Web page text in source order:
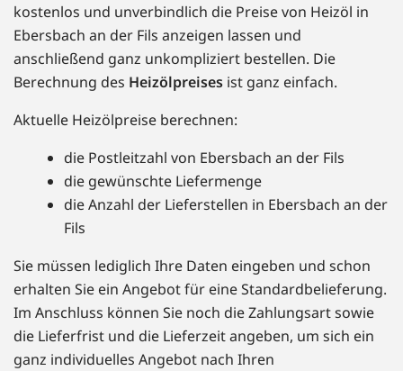
kostenlos und unverbindlich die Preise von Heizöl in
Ebersbach an der Fils anzeigen lassen und
anschließend ganz unkompliziert bestellen. Die
Berechnung des Heizölpreises ist ganz einfach.
Aktuelle Heizölpreise berechnen:
die Postleitzahl von Ebersbach an der Fils
die gewünschte Liefermenge
die Anzahl der Lieferstellen in Ebersbach an der
Fils
Sie müssen lediglich Ihre Daten eingeben und schon
erhalten Sie ein Angebot für eine Standardbelieferung.
Im Anschluss können Sie noch die Zahlungsart sowie
die Lieferfrist und die Lieferzeit angeben, um sich ein
ganz individuelles Angebot nach Ihren